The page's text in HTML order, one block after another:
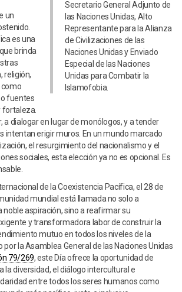
Secretario General Adjunto de
las Naciones Unidas, Alto
Representante para la Alianza
de Civilizaciones de las
Naciones Unidas y Enviado
Especial de las Naciones
Unidas para Combatir la
Islamofobia.
un
es una
brinda
religión,
fuentes
fortaleza.
a dialogar en lugar de monólogos, y a tender
intentan erigir muros. En un mundo marcado
el resurgimiento del nacionalismo y el
sociales, esta elección ya no es opcional. Es
de la Coexistencia Pacífica, el 28 de
mundial está llamada no solo a
aspiración, sino a reafirmar su
y transformadora labor de construir la
mutuo en todos los niveles de la
por la Asamblea General de las Naciones Unidas
79/269, este Día ofrece la oportunidad de
la diversidad, el diálogo intercultural e
entre todos los seres humanos como